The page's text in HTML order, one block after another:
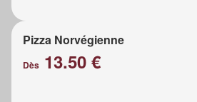
Pizza Norvégienne
Dès 13.50 €